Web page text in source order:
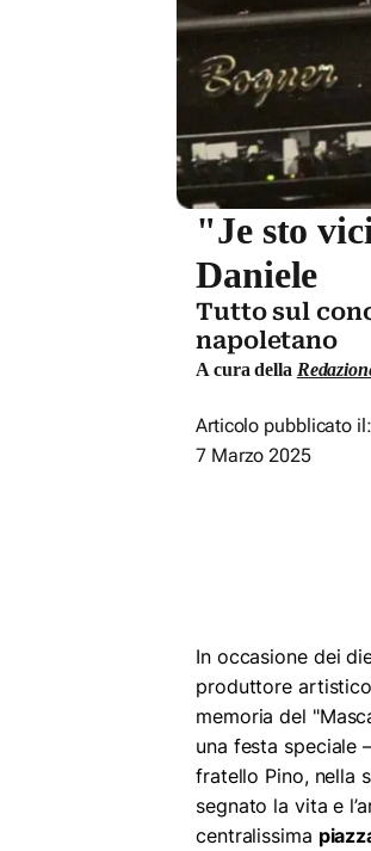
"Je sto
Daniele
Tutto sul
napoletano
A cura della
Articolo pubblicato il:
7 Marzo 2025
In occasione dei
produttore
memoria del
una festa speciale
fratello Pino, nella
segnato la vita e
centralissima